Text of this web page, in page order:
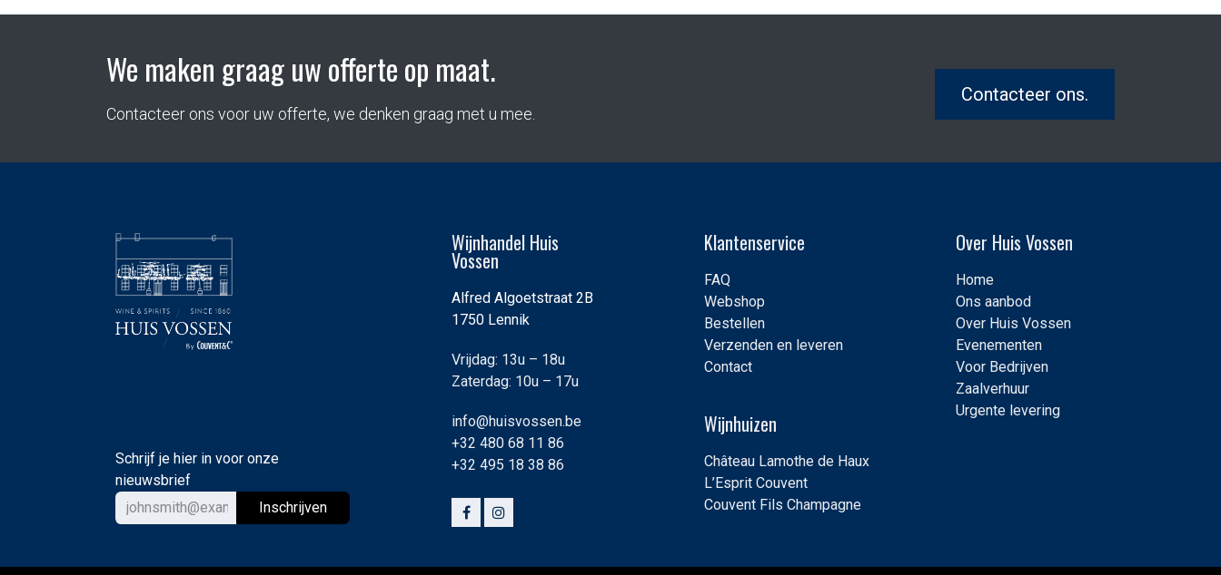
We maken graag uw offerte op maat.
Contacteer ons voor uw offerte, we denken graag met u mee.
Contacteer ons.
Schrijf je hier in voor onze
nieuwsbrief
Inschrijven
Over Huis Vossen
Home
Ons aanbod
Over Huis Vossen
Evenementen
Voor Bedrijven
Zaalverhuur
Urgente levering
Wijnhandel Huis
Vossen
Alfred Algoetstraat 2B
1750 Lennik
Vrijdag: 13u – 18u
Zaterdag: 10u – 17u
info@huisvossen.be
+32 480 68 11 86
+32 495 18 38 86
Klantenservice
FAQ
Webshop
Bestellen
Verzenden en leveren
Contact
Wijnhuizen
Château Lamothe de Haux
L’Esprit Couvent
Couvent Fils Champagne